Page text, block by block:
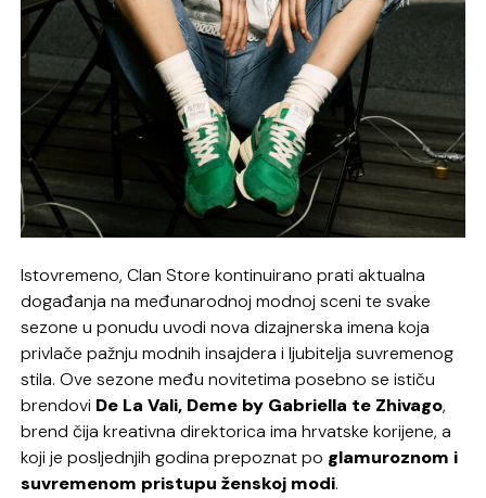
Istovremeno, Clan Store kontinuirano prati aktualna
događanja na međunarodnoj modnoj sceni te svake
sezone u ponudu uvodi nova dizajnerska imena koja
privlače pažnju modnih insajdera i ljubitelja suvremenog
stila. Ove sezone među novitetima posebno se ističu
brendovi De La Vali, Deme by Gabriella te Zhivago,
brend čija kreativna direktorica ima hrvatske korijene, a
koji je posljednjih godina prepoznat po glamuroznom i
suvremenom pristupu ženskoj modi.